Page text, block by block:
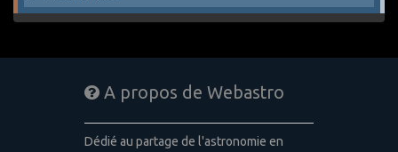
A propos de Webastro
Dédié au partage de l'astronomie en